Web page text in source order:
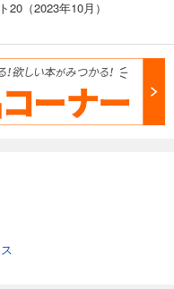
（2023年10月）